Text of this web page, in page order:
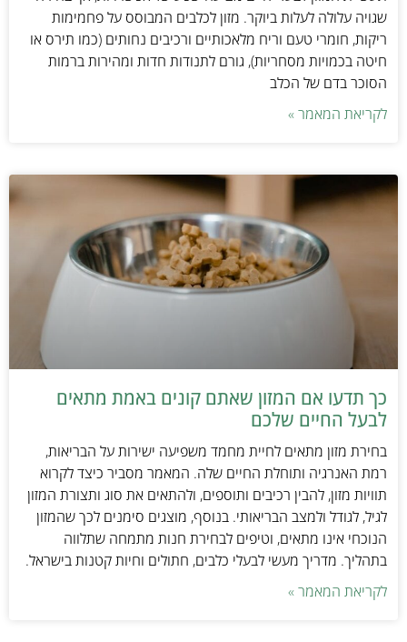
שגויה עלולה לעלות ביוקר. מזון לכלבים המבוסס על פחמימות
ריקות, חומרי טעם וריח מלאכותיים ורכיבים נחותים (כמו תירס או
חיטה בכמויות מסחריות), גורם לתנודות חדות ומהירות ברמות
הסוכר בדם של הכלב
לקריאת המאמר »
כך תדעו אם המזון שאתם קונים באמת מתאים
לבעל החיים שלכם
בחירת מזון מתאים לחיית מחמד משפיעה ישירות על הבריאות,
רמת האנרגיה ותוחלת החיים שלה. המאמר מסביר כיצד לקרוא
תוויות מזון, להבין רכיבים ותוספים, ולהתאים את סוג ותצורת המזון
לגיל, לגודל ולמצב הבריאותי. בנוסף, מוצגים סימנים לכך שהמזון
הנוכחי אינו מתאים, וטיפים לבחירת חנות מתמחה שתלווה
בתהליך. מדריך מעשי לבעלי כלבים, חתולים וחיות קטנות בישראל.
לקריאת המאמר »